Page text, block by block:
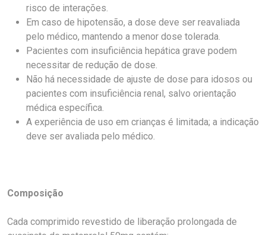
risco de interações.
Em caso de hipotensão, a dose deve ser reavaliada
pelo médico, mantendo a menor dose tolerada.
Pacientes com insuficiência hepática grave podem
necessitar de redução de dose.
Não há necessidade de ajuste de dose para idosos ou
pacientes com insuficiência renal, salvo orientação
médica específica.
A experiência de uso em crianças é limitada; a indicação
deve ser avaliada pelo médico.
Composição
Cada comprimido revestido de liberação prolongada de